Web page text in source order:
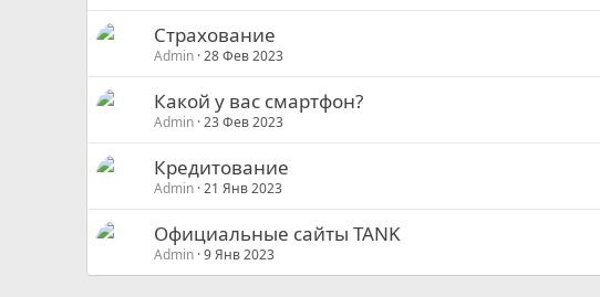
Страхование
Admin 28 Фев 2023
Какой у вас смартфон?
Admin 23 Фев 2023
Кредитование
Admin 21 Янв 2023
Официальные сайты TANK
Admin 9 Янв 2023